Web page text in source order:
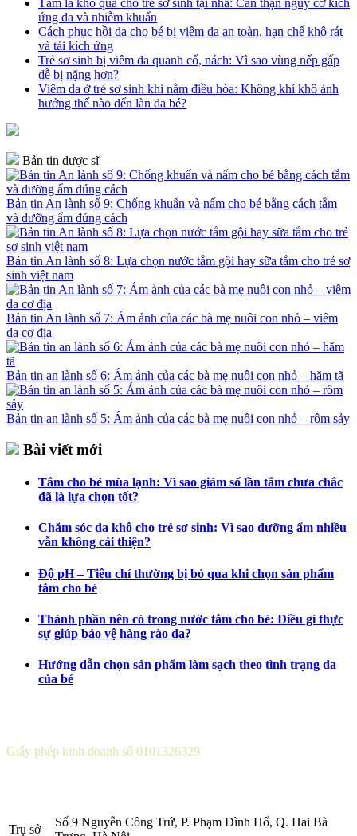
Tắm lá khổ qua cho trẻ sơ sinh tại nhà: Cẩn thận nguy cơ kích
ứng da và nhiễm khuẩn
Cách phục hồi da cho bé bị viêm da an toàn, hạn chế khô rát
và tái kích ứng
Trẻ sơ sinh bị viêm da quanh cổ, nách: Vì sao vùng nếp gấp
dễ bị nặng hơn?
Viêm da ở trẻ sơ sinh khi nằm điều hòa: Không khí khô ảnh
hưởng thế nào đến làn da bé?
Bản tin dược sĩ
Bản tin An lành số 9: Chống khuẩn và nấm cho bé bằng cách tắm
và dưỡng ẩm đúng cách
Bản tin An lành số 8: Lựa chọn nước tắm gội hay sữa tắm cho trẻ sơ
sinh việt nam
Bản tin An lành số 7: Ám ảnh của các bà mẹ nuôi con nhỏ – viêm
da cơ địa
Bản tin an lành số 6: Ám ảnh của các bà mẹ nuôi con nhỏ – hăm tã
Bản tin an lành số 5: Ám ảnh của các bà mẹ nuôi con nhỏ – rôm sảy
Bài viết mới
Tắm cho bé mùa lạnh: Vì sao giảm số lần tắm chưa chắc
đã là lựa chọn tốt?
Chăm sóc da khô cho trẻ sơ sinh: Vì sao dưỡng ẩm nhiều
vẫn không cải thiện?
Độ pH – Tiêu chí thường bị bỏ qua khi chọn sản phẩm
tắm cho bé
Thành phần nên có trong nước tắm cho bé: Điều gì thực
sự giúp bảo vệ hàng rào da?
Hướng dẫn chọn sản phẩm làm sạch theo tình trạng da
của bé
Giấy phép kinh doanh số 0101326329
Trụ sở
Số 9 Nguyễn Công Trứ, P. Phạm Đình Hổ, Q. Hai Bà